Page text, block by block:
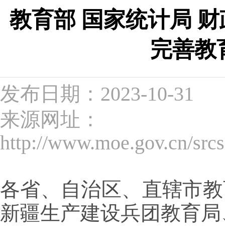
教育部 国家统计局
完善教
发布日期：2023-10-31
来源网址：
http://www.moe.gov.cn/
各省、自治区、直辖市
新疆生产建设兵团教育